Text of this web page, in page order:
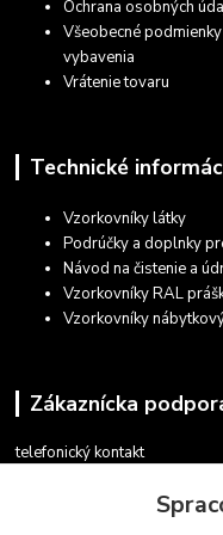
Ochrana osobných
Všeobecné
vybavenia
Vrátenie tovaru
Technické
Vzorkovníky látky
Podrúčky a doplnky
Návod na čistenie a
Vzorkovníky RAL
Vzorkovníky
Zákaznícka
telefonický kontakt
v pracovných dňoch 08.30 -